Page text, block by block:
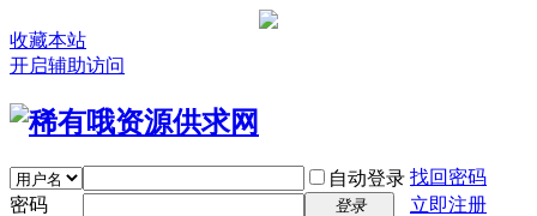
收藏本站
开启辅助访问
自动登录 找回密码
密码
登录 立即注册